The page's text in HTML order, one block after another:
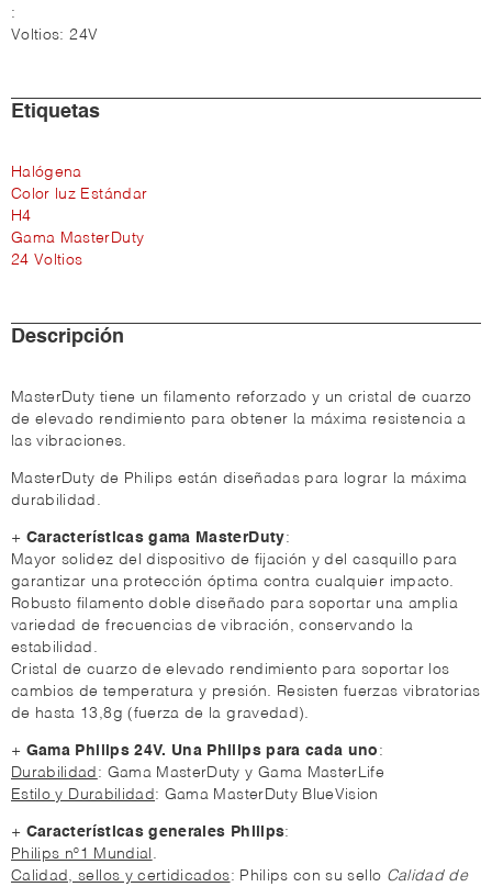
:
Voltios:24V
Etiquetas
Halógena
Color luz Estándar
H4
Gama MasterDuty
24 Voltios
Descripción
MasterDuty tiene un filamento reforzado y un cristal de cuarzo
de elevado rendimiento para obtener la máxima resistencia a
las vibraciones.
MasterDuty de Philips están diseñadas para lograr la máxima
durabilidad.
+ Características gama MasterDuty:
Mayor solidez del dispositivo de fijación y del casquillo para
garantizar una protección óptima contra cualquier impacto.
Robusto filamento doble diseñado para soportar una amplia
variedad de frecuencias de vibración, conservando la
estabilidad.
Cristal de cuarzo de elevado rendimiento para soportar los
cambios de temperatura y presión. Resisten fuerzas vibratorias
de hasta 13,8g (fuerza de la gravedad).
+ Gama Philips 24V. Una Philips para cada uno :
Durabilidad : Gama MasterDuty y Gama MasterLife
Estilo y Durabilidad : Gama MasterDuty BlueVision
+ Características generales Philips:
Philips nº1 Mundial .
Calidad, sellos y certidicados: Philips con su sello Calidad de